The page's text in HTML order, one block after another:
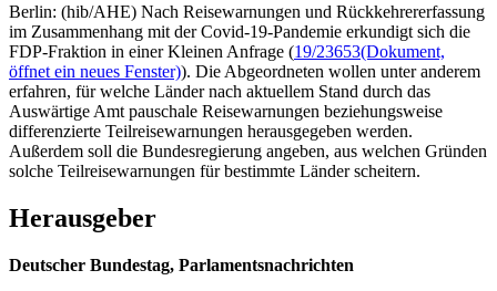
Berlin: (hib/AHE) Nach Reisewarnungen und Rückkehrererfassung
im Zusammenhang mit der Covid-19-Pandemie erkundigt sich die
FDP-Fraktion in einer Kleinen Anfrage (19/23653(Dokument,
öffnet ein neues Fenster)). Die Abgeordneten wollen unter anderem
erfahren, für welche Länder nach aktuellem Stand durch das
Auswärtige Amt pauschale Reisewarnungen beziehungsweise
differenzierte Teilreisewarnungen herausgegeben werden.
Außerdem soll die Bundesregierung angeben, aus welchen Gründen
solche Teilreisewarnungen für bestimmte Länder scheitern.
Herausgeber
Deutscher Bundestag, Parlamentsnachrichten